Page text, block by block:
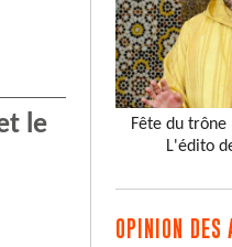
le
Fête du
L'édito
OPINION DES